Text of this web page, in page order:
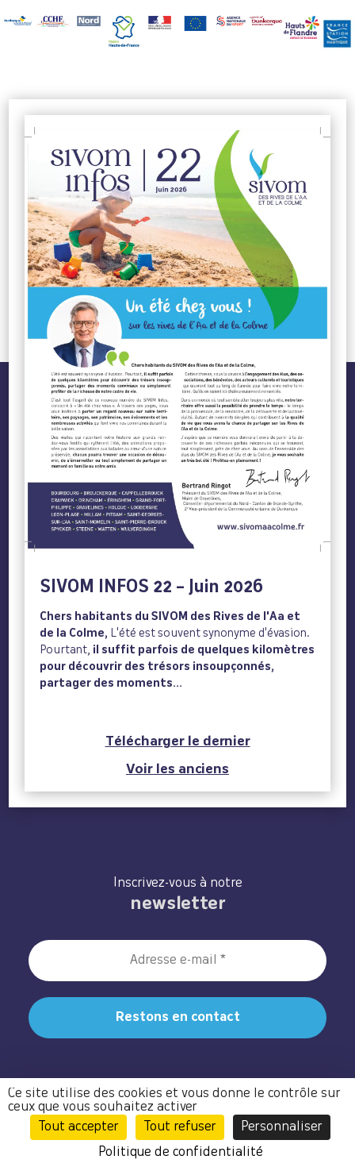
SIVOM INFOS 22 – Juin 2026
Chers habitants du SIVOM des Rives de l'Aa et
de la Colme,
L'été est souvent synonyme d'évasion.
Pourtant, il suffit parfois de quelques kilomètres
pour découvrir des trésors insoupçonnés,
partager des moments...
Télécharger le dernier
Voir les anciens
Inscrivez-vous à notre
newsletter
Notre site utilise la protection de formulaire Recaptcha de Google.
Pour en savoir plus : Confidentialité –Conditions d’utilisation
Ce site utilise des cookies et vous donne le contrôle sur
ceux que vous souhaitez activer
Tout accepter
Tout refuser
Personnaliser
Politique de confidentialité